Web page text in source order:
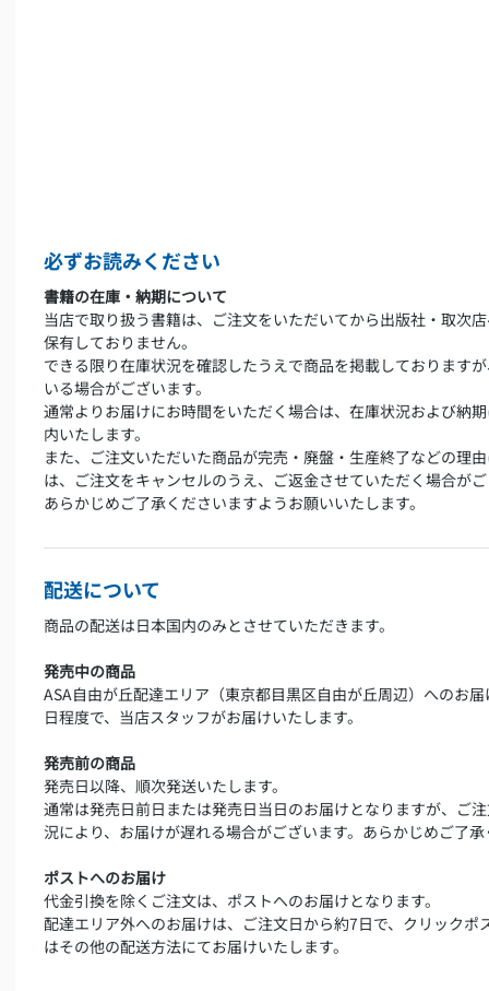
必ずお読みください
書籍の在庫・納期について
当店で取り扱う書籍は、ご注文をいただいてから出版社・取次
保有しておりません。
できる限り在庫状況を確認したうえで商品を掲載しております
いる場合がございます。
通常よりお届けにお時間をいただく場合は、在庫状況および納
内いたします。
また、ご注文いただいた商品が完売・廃盤・生産終了などの理
は、ご注文をキャンセルのうえ、ご返金させていただく場合が
あらかじめご了承くださいますようお願いいたします。
配送について
商品の配送は日本国内のみとさせていただきます。
発売中の商品
ASA自由が丘配達エリア（東京都目黒区自由が丘周辺）へのお
日程度で、当店スタッフがお届けいたします。
発売前の商品
発売日以降、順次発送いたします。
通常は発売日前日または発売日当日のお届けとなりますが、ご
況により、お届けが遅れる場合がございます。あらかじめご了
ポストへのお届け
代金引換を除くご注文は、ポストへのお届けとなります。
配達エリア外へのお届けは、ご注文日から約7日で、クリックポ
はその他の配送方法にてお届けいたします。